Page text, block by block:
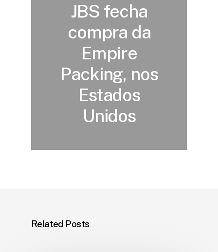
JBS fecha
compra da
Empire
Packing, nos
Estados
Unidos
Related Posts